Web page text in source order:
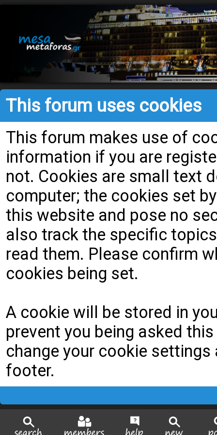
This forum uses cookies
This forum makes use of
information if you are
not. Cookies are small text
computer; the cookies set
this website and pose no
also track the specific
read them. Please confirm
cookies being set.
A cookie will be stored in
prevent you being asked
change your cookie
footer.